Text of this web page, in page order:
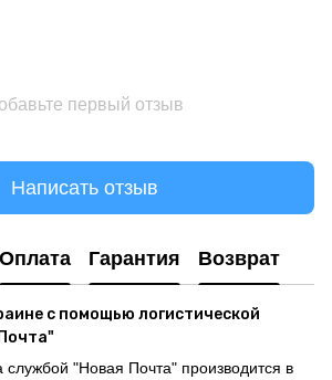
первый отзыв
Написать отзыв
Оплата Гарантия Возврат
с помощью логистической
службой "Новая Почта" производится в